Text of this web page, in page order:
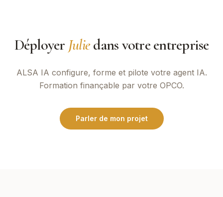
Déployer Juliedans votre entreprise
ALSA IA configure, forme et pilote votre agent IA.
Formation finançable par votre OPCO.
Parler de mon projet